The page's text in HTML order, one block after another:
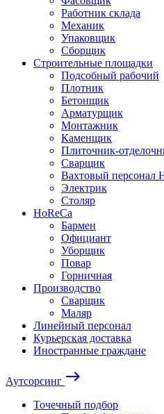
Работник склада
Механик
Упаковщик
Сборщик
Строительные площадки
Подсобный рабочий
Плотник
Бетонщик
Арматурщик
Монтажник
Каменщик
Плиточник-
Сварщик
Вахтовый персонал
Электрик
Столяр
HoReCa
Бармен
Официант
Уборщик
Повар
Горничная
Производство
Сварщик
Маляр
Линейный персонал
Курьерская доставка
Иностранные граждане
Аутсорсинг east
Точечный подбор